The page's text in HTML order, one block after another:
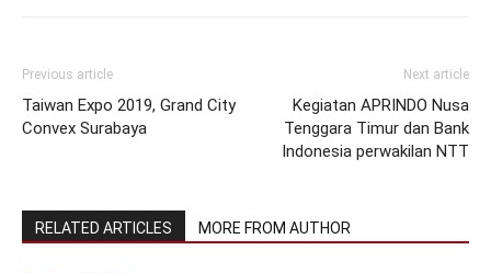
Previous article
Taiwan Expo 2019, Grand City
Convex Surabaya
Next article
Kegiatan APRINDO Nusa
Tenggara Timur dan Bank
Indonesia perwakilan NTT
RELATED ARTICLES MORE FROM AUTHOR